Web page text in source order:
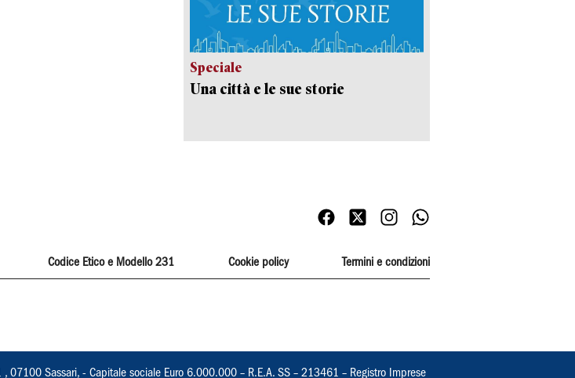
Speciale
Una città e le sue storie
Codice Etico e Modello 231 Cookie policy Termini e condizioni
07100 Sassari, - Capitale sociale Euro 6.000.000 – R.E.A. SS – 213461 – Registro Imprese